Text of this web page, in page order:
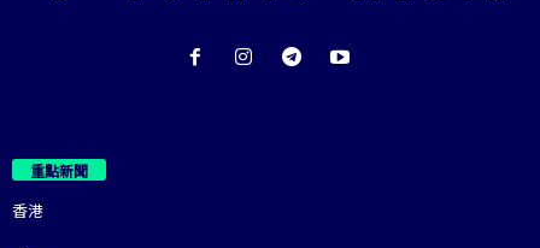
重點新聞
香港